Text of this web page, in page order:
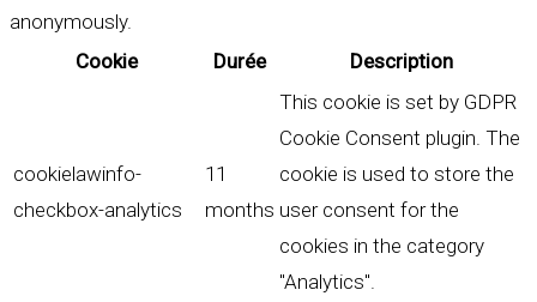
anonymously.
Cookie
Durée Description
cookielawinfo-
checkbox-analytics
11
months
This cookie is set by GDPR
Cookie Consent plugin. The
cookie is used to store the
user consent for the
cookies in the category
"Analytics".